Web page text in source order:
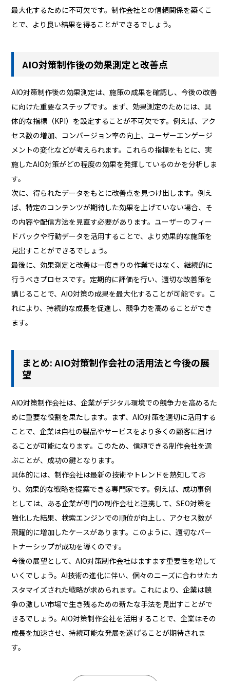
最大化するために不可欠です。制作会社との信頼関係を築くこ
とで、より良い結果を得ることができるでしょう。
AIO対策制作後の効果測定と改善点
AIO対策制作後の効果測定は、施策の成果を確認し、今後の改善
に向けた重要なステップです。まず、効果測定のためには、具
体的な指標（KPI）を設定することが不可欠です。例えば、アク
セス数の増加、コンバージョン率の向上、ユーザーエンゲージ
メントの変化などが考えられます。これらの指標をもとに、実
施したAIO対策がどの程度の効果を発揮しているのかを分析しま
す。
次に、得られたデータをもとに改善点を見つけ出します。例え
ば、特定のコンテンツが期待した効果を上げていない場合、そ
の内容や配信方法を見直す必要があります。ユーザーのフィー
ドバックや行動データを活用することで、より効果的な施策を
見出すことができるでしょう。
最後に、効果測定と改善は一度きりの作業ではなく、継続的に
行うべきプロセスです。定期的に評価を行い、適切な改善策を
講じることで、AIO対策の成果を最大化することが可能です。こ
れにより、持続的な成長を促進し、競争力を高めることができ
ます。
まとめ: AIO対策制作会社の活用法と今後の展
望
AIO対策制作会社は、企業がデジタル環境での競争力を高めるた
めに重要な役割を果たします。まず、AIO対策を適切に活用する
ことで、企業は自社の製品やサービスをより多くの顧客に届け
ることが可能になります。このため、信頼できる制作会社を選
ぶことが、成功の鍵となります。
具体的には、制作会社は最新の技術やトレンドを熟知してお
り、効果的な戦略を提案できる専門家です。例えば、成功事例
としては、ある企業が専門の制作会社と連携して、SEO対策を
強化した結果、検索エンジンでの順位が向上し、アクセス数が
飛躍的に増加したケースがあります。このように、適切なパー
トナーシップが成功を導くのです。
今後の展望として、AIO対策制作会社はますます重要性を増して
いくでしょう。AI技術の進化に伴い、個々のニーズに合わせたカ
スタマイズされた戦略が求められます。これにより、企業は競
争の激しい市場で生き残るための新たな手法を見出すことがで
きるでしょう。AIO対策制作会社を活用することで、企業はその
成長を加速させ、持続可能な発展を遂げることが期待されま
す。